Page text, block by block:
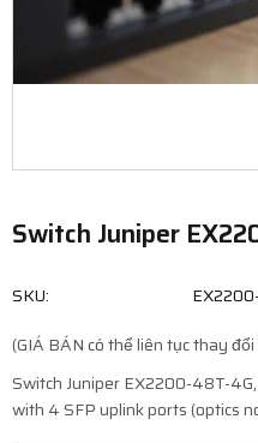
Switch Juniper
SKU:
(GIÁ BÁN có thể liên tục thay
Switch Juniper EX2200-48T-
with 4 SFP uplink ports (optics